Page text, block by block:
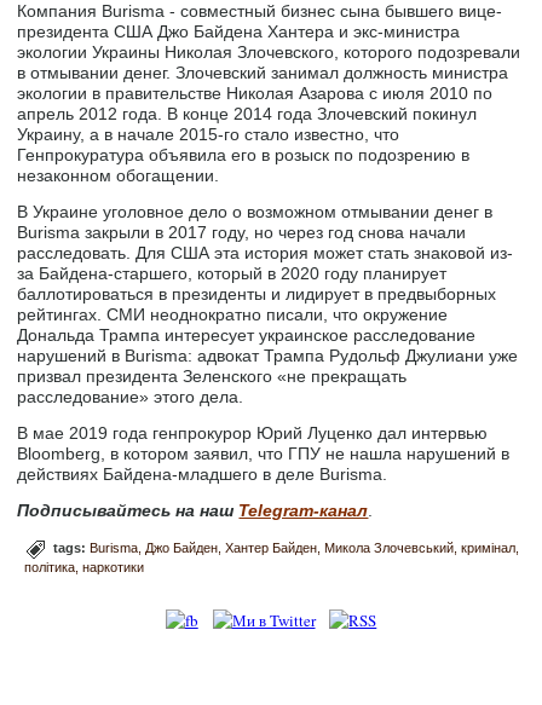
Компания Burisma - совместный бизнес сына бывшего вице-
президента США Джо Байдена Хантера и экс-министра
экологии Украины Николая Злочевского, которого подозревали
в отмывании денег. Злочевский занимал должность министра
экологии в правительстве Николая Азарова с июля 2010 по
апрель 2012 года. В конце 2014 года Злочевский покинул
Украину, а в начале 2015-го стало известно, что
Генпрокуратура объявила его в розыск по подозрению в
незаконном обогащении.
В Украине уголовное дело о возможном отмывании денег в
Burisma закрыли в 2017 году, но через год снова начали
расследовать. Для США эта история может стать знаковой из-
за Байдена-старшего, который в 2020 году планирует
баллотироваться в президенты и лидирует в предвыборных
рейтингах. СМИ неоднократно писали, что окружение
Дональда Трампа интересует украинское расследование
нарушений в Burisma: адвокат Трампа Рудольф Джулиани уже
призвал президента Зеленского «не прекращать
расследование» этого дела.
В мае 2019 года генпрокурор Юрий Луценко дал интервью
Bloomberg, в котором заявил, что ГПУ не нашла нарушений в
действиях Байдена-младшего в деле Burisma.
Подписывайтесь на наш Telegram-канал.
tags:Burisma Джо Байден Хантер Байден Микола Злочевський кримінал
політика наркотики